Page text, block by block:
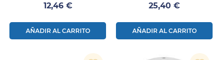
Precio
12,46 €
AÑADIR AL CARRITO
Precio
25,40 €
AÑADIR AL CARRITO